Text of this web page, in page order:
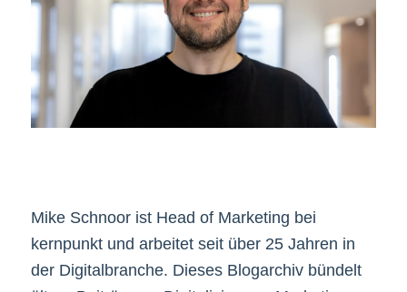
Mike Schnoor ist Head of Marketing bei
kernpunkt und arbeitet seit über 25 Jahren in
der Digitalbranche. Dieses Blogarchiv bündelt